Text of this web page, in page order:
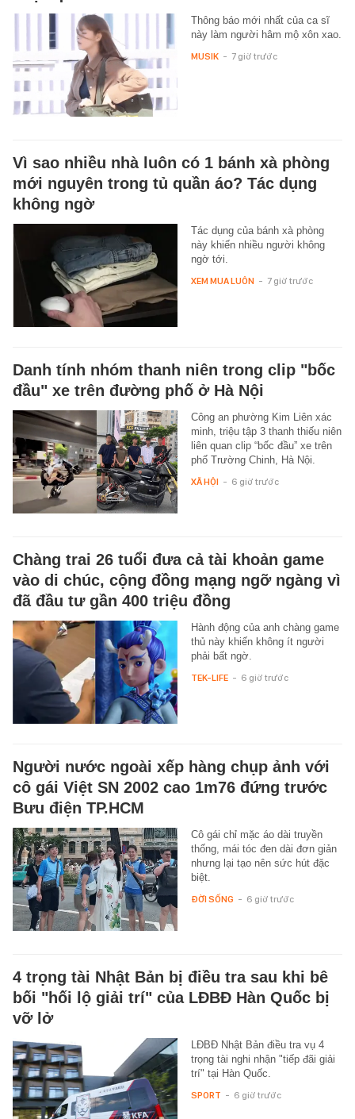
Thông báo mới nhất của ca sĩ
này làm người hâm mộ xôn xao.
MUSIK - 7 giờ trước
Vì sao nhiều nhà luôn có 1 bánh xà phòng
mới nguyên trong tủ quần áo? Tác dụng
không ngờ
Tác dụng của bánh xà phòng
này khiến nhiều người không
ngờ tới.
XEM MUA LUÔN - 7 giờ trước
Danh tính nhóm thanh niên trong clip "bốc
đầu" xe trên đường phố ở Hà Nội
Công an phường Kim Liên xác
minh, triệu tập 3 thanh thiếu niên
liên quan clip “bốc đầu” xe trên
phố Trường Chinh, Hà Nội.
XÃ HỘI - 6 giờ trước
Chàng trai 26 tuổi đưa cả tài khoản game
vào di chúc, cộng đồng mạng ngỡ ngàng vì
đã đầu tư gần 400 triệu đồng
Hành động của anh chàng game
thủ này khiến không ít người
phải bất ngờ.
TEK-LIFE - 6 giờ trước
Người nước ngoài xếp hàng chụp ảnh với
cô gái Việt SN 2002 cao 1m76 đứng trước
Bưu điện TP.HCM
Cô gái chỉ mặc áo dài truyền
thống, mái tóc đen dài đơn giản
nhưng lại tạo nên sức hút đặc
biệt.
ĐỜI SỐNG - 6 giờ trước
4 trọng tài Nhật Bản bị điều tra sau khi bê
bối "hối lộ giải trí" của LĐBĐ Hàn Quốc bị
vỡ lở
LĐBĐ Nhật Bản điều tra vụ 4
trọng tài nghi nhận "tiếp đãi giải
trí" tại Hàn Quốc.
SPORT - 6 giờ trước